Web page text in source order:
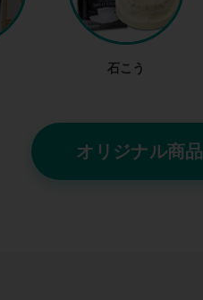
石こう
オリジナル商